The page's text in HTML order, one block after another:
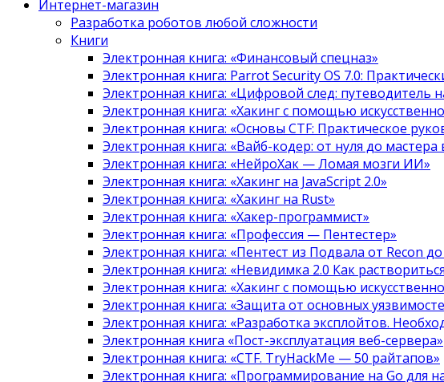
Интернет-магазин
Разработка роботов любой сложности
Книги
Электронная книга: «Финансовый спецназ»
Электронная книга: Parrot Security OS 7.0:
Электронная книга: «Цифровой след: путеводитель
Электронная книга: «Хакинг с помощью
Электронная книга: «Основы CTF: Практическое
Электронная книга: «Вайб-кодер: от нуля до мастера
Электронная книга: «НейроХак — Ломая мозги ИИ»
Электронная книга: «Хакинг на JavaScript 2.0»
Электронная книга: «Хакинг на Rust»
Электронная книга: «Хакер-программист»
Электронная книга: «Профессия — Пентестер»
Электронная книга: «Пентест из Подвала от Recon до
Электронная книга: «Невидимка 2.0 Как
Электронная книга: «Хакинг с помощью
Электронная книга: «Защита от основных
Электронная книга: «Разработка эксплойтов.
Электронная книга «Пост-эксплуатация веб-сервера»
Электронная книга: «CTF. TryHackMe — 50 райтапов»
Электронная книга: «Программирование на Go для